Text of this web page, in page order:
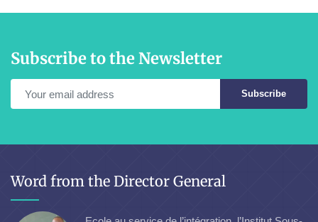
Subscribe to the Newsletter
Subscribe
Word from the Director General